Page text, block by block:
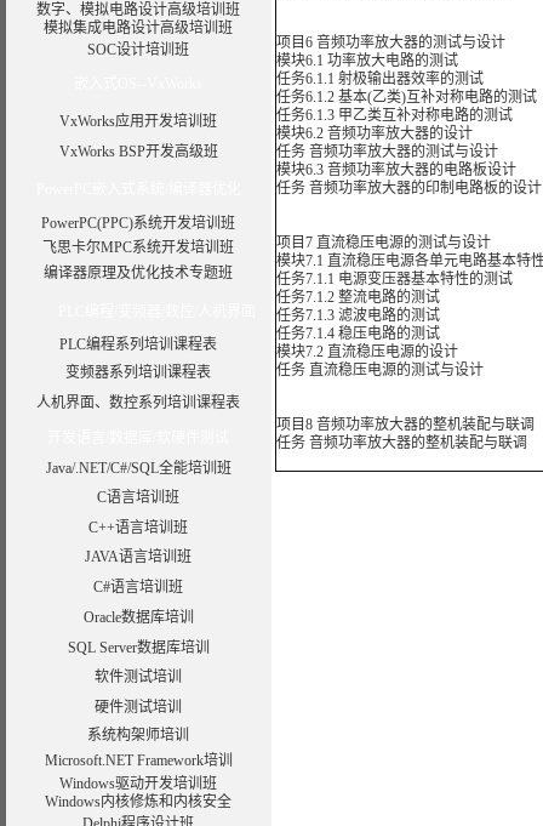
数字、模拟电路设计高级培训班
模拟集成电路设计高级培训班
SOC设计培训班
VxWorks应用开发培训班
VxWorks BSP开发高级班
PowerPC(PPC)系统开发培训班
飞思卡尔MPC系统开发培训班
编译器原理及优化技术专题班
PLC编程系列培训课程表
变频器系列培训课程表
人机界面、数控系列培训课程表
Java/.NET/C#/SQL全能培训班
C语言培训班
C++语言培训班
JAVA语言培训班
C#语言培训班
Oracle数据库培训
SQL Server数据库培训
软件测试培训
硬件测试培训
系统构架师培训
Microsoft.NET Framework培训
Windows驱动开发培训班
Windows内核修炼和内核安全
项目6 音频功率放大器的测试与设计
模块6.1 功率放大电路的测试
任务6.1.1 射极输出器效率的测试
任务6.1.2 基本(乙类)互补对称电路的测试
任务6.1.3 甲乙类互补对称电路的测试
模块6.2 音频功率放大器的设计
任务 音频功率放大器的测试与设计
模块6.3 音频功率放大器的电路板设计
任务 音频功率放大器的印制电路板的设计
项目7 直流稳压电源的测试与设计
模块7.1 直流稳压电源各单元电路基本特
任务7.1.1 电源变压器基本特性的测试
任务7.1.2 整流电路的测试
任务7.1.3 滤波电路的测试
任务7.1.4 稳压电路的测试
模块7.2 直流稳压电源的设计
任务 直流稳压电源的测试与设计
项目8 音频功率放大器的整机装配与联调
任务 音频功率放大器的整机装配与联调